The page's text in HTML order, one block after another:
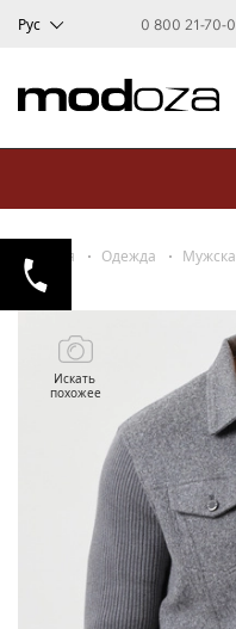
Рус 0 800 21-70-
Главная Одежда
Искать
похожее